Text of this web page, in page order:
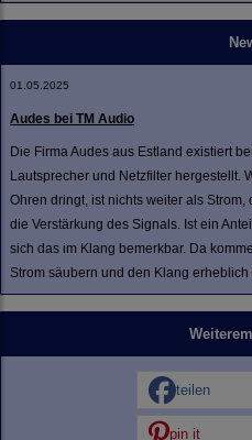
01.05.2025
Audes bei TM Audio
Die Firma Audes aus Estland existiert
Lautsprecher und Netzfilter hergestellt.
Ohren dringt, ist nichts weiter als
die Verstärkung des Signals. Ist ein
sich das im Klang bemerkbar. Da
Strom säubern und den Klang erheblich
teilen
pin it